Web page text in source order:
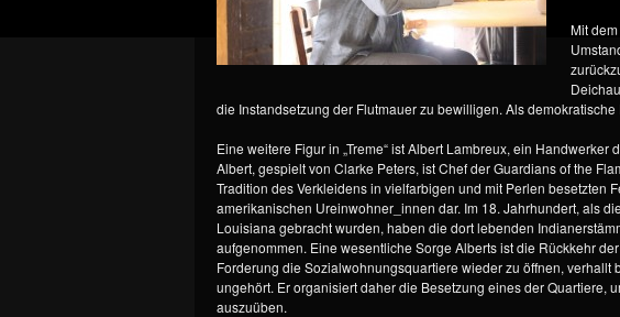
Mit
die Instandsetzung der Flutmauer zu bewilligen. Als
Eine weitere Figur in „Treme“ ist Albert Lambreux, ein
Albert, gespielt von Clarke Peters, ist Chef der Guardians of the
Tradition des Verkleidens in vielfarbigen und mit Perlen besetzten
amerikanischen Ureinwohner_innen dar. Im 18. Jahrhundert, als
Louisiana gebracht wurden, haben die dort lebenden
aufgenommen. Eine wesentliche Sorge Alberts ist die Rückkehr
Forderung die Sozialwohnungsquartiere wieder zu öffnen, verhallt
ungehört. Er organisiert daher die Besetzung eines der Quartiere,
auszuüben.